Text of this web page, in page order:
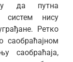
да путна
систем нису
Ретко
саобраћаја,